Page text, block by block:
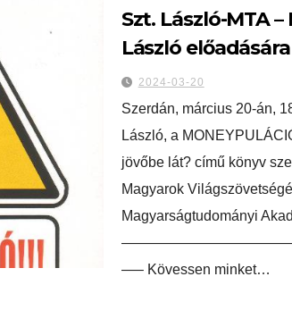
Szt. László-MTA
László előadására
2024-03-20
Szerdán, március 20-án,
László, a
jövőbe lát? című könyv
Magyarok
Magyarságtudományi
—– Kövessen minket…